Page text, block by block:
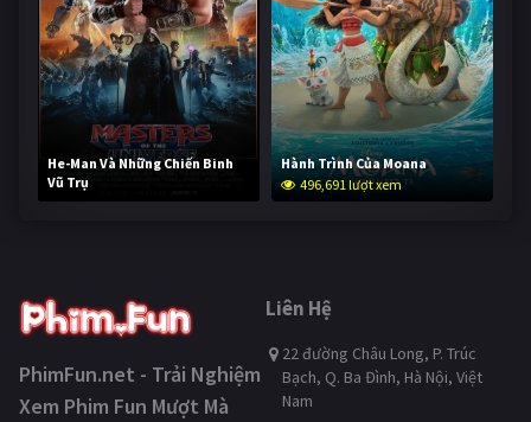
He-Man Và Những Chiến Binh
Vũ Trụ
245,753 lượt xem
Hành Trình Của Moana
496,691 lượt xem
PhimFun.net - Trải Nghiệm
Xem Phim Fun Mượt Mà
Liên Hệ
22 đường Châu Long, P. Trúc
Bạch, Q. Ba Đình, Hà Nội, Việt
Nam